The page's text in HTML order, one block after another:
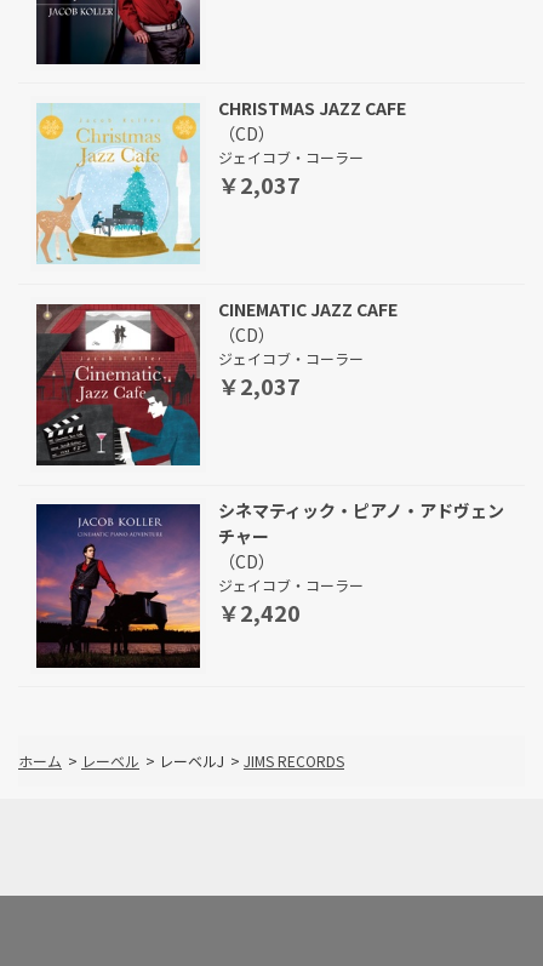
CHRISTMAS JAZZ CAFE
（CD）
ジェイコブ・コーラー
￥2,037
CINEMATIC JAZZ CAFE
（CD）
ジェイコブ・コーラー
￥2,037
シネマティック・ピアノ・アドヴェン
チャー
（CD）
ジェイコブ・コーラー
￥2,420
ホーム > レーベル > レーベルJ > JIMS RECORDS